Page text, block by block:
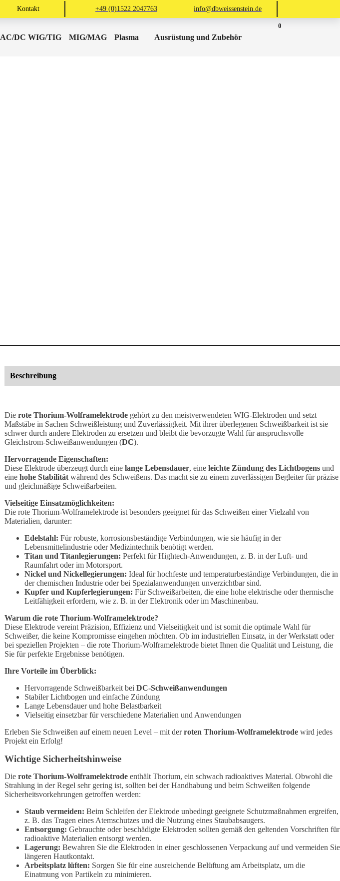
Kontakt +49 (0)1522 2047763 info@dbweissenstein.de
AC/DC WIG/TIG MIG/MAG Plasma Ausrüstung und Zubehör
0
Beschreibung
Die rote Thorium-Wolframelektrode gehört zu den meistverwendeten WIG-Elektroden und setzt
Maßstäbe in Sachen Schweißleistung und Zuverlässigkeit. Mit ihrer überlegenen Schweißbarkeit ist sie
schwer durch andere Elektroden zu ersetzen und bleibt die bevorzugte Wahl für anspruchsvolle
Gleichstrom-Schweißanwendungen (DC).
Hervorragende Eigenschaften:
Diese Elektrode überzeugt durch eine lange Lebensdauer, eine leichte Zündung des Lichtbogens und
eine hohe Stabilität während des Schweißens. Das macht sie zu einem zuverlässigen Begleiter für präzise
und gleichmäßige Schweißarbeiten.
Vielseitige Einsatzmöglichkeiten:
Die rote Thorium-Wolframelektrode ist besonders geeignet für das Schweißen einer Vielzahl von
Materialien, darunter:
Edelstahl: Für robuste, korrosionsbeständige Verbindungen, wie sie häufig in der
Lebensmittelindustrie oder Medizintechnik benötigt werden.
Titan und Titanlegierungen: Perfekt für Hightech-Anwendungen, z. B. in der Luft- und
Raumfahrt oder im Motorsport.
Nickel und Nickellegierungen: Ideal für hochfeste und temperaturbeständige Verbindungen, die in
der chemischen Industrie oder bei Spezialanwendungen unverzichtbar sind.
Kupfer und Kupferlegierungen: Für Schweißarbeiten, die eine hohe elektrische oder thermische
Leitfähigkeit erfordern, wie z. B. in der Elektronik oder im Maschinenbau.
Warum die rote Thorium-Wolframelektrode?
Diese Elektrode vereint Präzision, Effizienz und Vielseitigkeit und ist somit die optimale Wahl für
Schweißer, die keine Kompromisse eingehen möchten. Ob im industriellen Einsatz, in der Werkstatt oder
bei speziellen Projekten – die rote Thorium-Wolframelektrode bietet Ihnen die Qualität und Leistung, die
Sie für perfekte Ergebnisse benötigen.
Ihre Vorteile im Überblick:
Hervorragende Schweißbarkeit bei DC-Schweißanwendungen
Stabiler Lichtbogen und einfache Zündung
Lange Lebensdauer und hohe Belastbarkeit
Vielseitig einsetzbar für verschiedene Materialien und Anwendungen
Erleben Sie Schweißen auf einem neuen Level – mit derroten Thorium-Wolframelektrode wird jedes
Projekt ein Erfolg!
Wichtige Sicherheitshinweise
Die rote Thorium-Wolframelektrode enthält Thorium, ein schwach radioaktives Material. Obwohl die
Strahlung in der Regel sehr gering ist, sollten bei der Handhabung und beim Schweißen folgende
Sicherheitsvorkehrungen getroffen werden:
Staub vermeiden: Beim Schleifen der Elektrode unbedingt geeignete Schutzmaßnahmen ergreifen,
z. B. das Tragen eines Atemschutzes und die Nutzung eines Staubabsaugers.
Entsorgung: Gebrauchte oder beschädigte Elektroden sollten gemäß den geltenden Vorschriften für
radioaktive Materialien entsorgt werden.
Lagerung: Bewahren Sie die Elektroden in einer geschlossenen Verpackung auf und vermeiden Sie
längeren Hautkontakt.
Arbeitsplatz lüften: Sorgen Sie für eine ausreichende Belüftung am Arbeitsplatz, um die
Einatmung von Partikeln zu minimieren.